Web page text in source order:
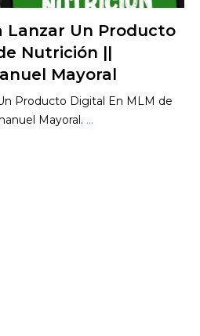
Lanzar Un Producto
Nutrición ||
Mayoral
Producto Digital En MLM de
Mayoral. ...